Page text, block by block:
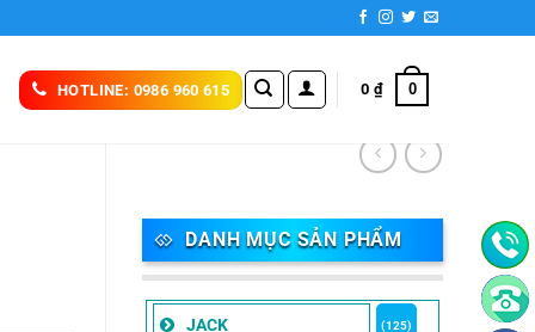
HOTLINE: 0986 960 615 0 ₫ 0
DANH MỤC SẢN PHẨM
JACK (125)